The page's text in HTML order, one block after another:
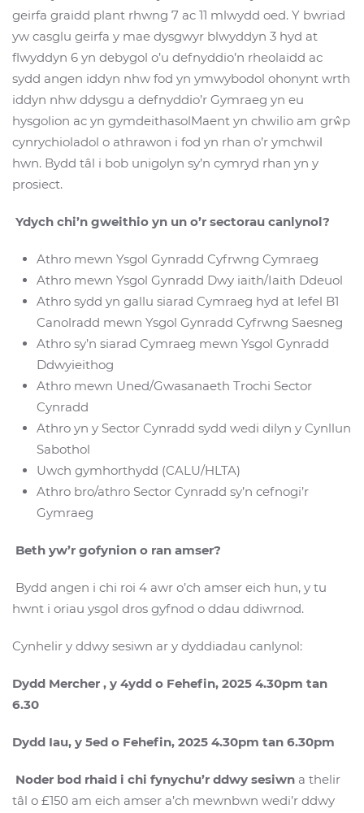
geirfa graidd plant rhwng 7 ac 11 mlwydd oed. Y bwriad
yw casglu geirfa y mae dysgwyr blwyddyn 3 hyd at
flwyddyn 6 yn debygol o’u defnyddio’n rheolaidd ac
sydd angen iddyn nhw fod yn ymwybodol ohonynt wrth
iddyn nhw ddysgu a defnyddio’r Gymraeg yn eu
hysgolion ac yn gymdeithasolMaent yn chwilio am grŵp
cynrychioladol o athrawon i fod yn rhan o’r ymchwil
hwn. Bydd tâl i bob unigolyn sy’n cymryd rhan yn y
prosiect.
Ydych chi’n gweithio yn un o’r sectorau canlynol?
Athro mewn Ysgol Gynradd Cyfrwng Cymraeg
Athro mewn Ysgol Gynradd Dwy iaith/Iaith Ddeuol
Athro sydd yn gallu siarad Cymraeg hyd at lefel B1
Canolradd mewn Ysgol Gynradd Cyfrwng Saesneg
Athro sy’n siarad Cymraeg mewn Ysgol Gynradd
Ddwyieithog
Athro mewn Uned/Gwasanaeth Trochi Sector
Cynradd
Athro yn y Sector Cynradd sydd wedi dilyn y Cynllun
Sabothol
Uwch gymhorthydd (CALU/HLTA)
Athro bro/athro Sector Cynradd sy’n cefnogi’r
Gymraeg
Beth yw’r gofynion o ran amser?
Bydd angen i chi roi 4 awr o’ch amser eich hun, y tu
hwnt i oriau ysgol dros gyfnod o ddau ddiwrnod.
Cynhelir y ddwy sesiwn ar y dyddiadau canlynol:
Dydd Mercher , y 4ydd o Fehefin, 2025 4.30pm tan
6.30
Dydd Iau, y 5ed o Fehefin, 2025 4.30pm tan 6.30pm
Noder bod rhaid i chi fynychu’r ddwy sesiwn a thelir
tâl o £150 am eich amser a’ch mewnbwn wedi’r ddwy